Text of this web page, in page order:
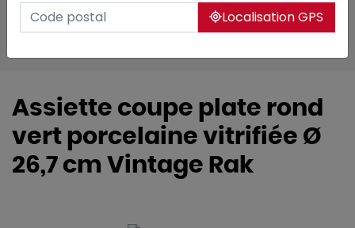
Tous les produits
Arts de la table
Vaisselle
Assiettes & services
Assiette coupe plate rond
vert porcelaine vitrifiée Ø
26,7 cm Vintage Rak
Localisation GPS